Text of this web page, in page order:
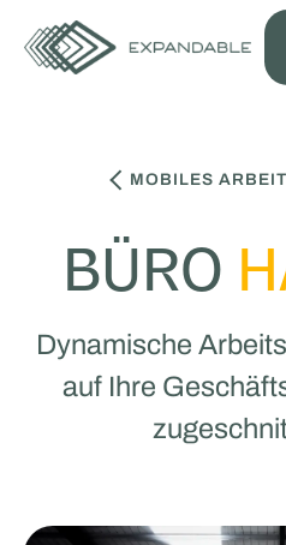
MOBILES
BÜRO
Dynamische
auf Ihre